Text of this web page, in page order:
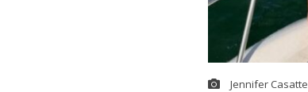
Jennifer Casatte